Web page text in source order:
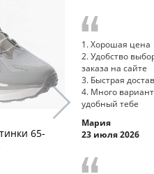
65-
кроссовки
1. Хорошая цена
2. Удобство
заказа на сайте
3. Быстрая
4. Много
удобный тебе
Мария
23 июля 2026